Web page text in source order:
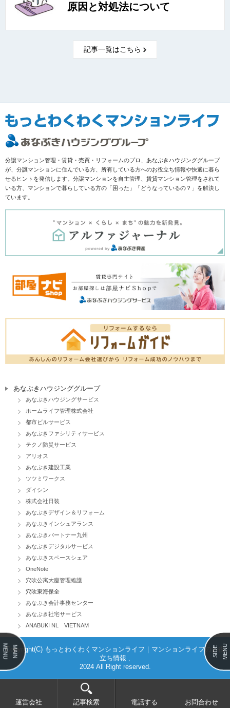
原因と対処法について
記事一覧はこちら
分譲マンション管理・賃貸・売買・リフォームのプロ、あなぶきハウジンググループ
が、分譲マンションに住んでいる方、所有している方へのお役立ち情報や快適に暮ら
せるヒントを発信します。分譲マンションを自主管理、賃貸マンション管理をされて
いる方、マンションで暮らしている方の「困った」「どうなっているの？」を解決し
ています。
あなぶきハウジンググループ
あなぶきハウジングサービス
ホームライフ管理株式会社
都市ビルサービス
あなぶきファシリティサービス
テクノ防災サービス
アリオス
あなぶき建設工業
ツツミワークス
ダイシン
株式会社日装
あなぶきデザイン＆リフォーム
あなぶきインシュアランス
あなぶきパートナー九州
あなぶきデジタルサービス
あなぶきスペースシェア
OneNote
穴吹公寓大廈管理維護
穴吹東海保全
あなぶき会計事務センター
あなぶき社宅サービス
ANABUKI NL VIETNAM
Copyright(C) もっとわくわくマンションライフ｜マンションライフのお役
立ち情報 ,
2024 All Right reserved.
運営会社 記事検索 電話する お問合わせ
MAIN
MENU SIDE MENU